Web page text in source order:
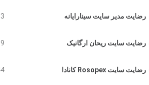
رضایت مدیر سایت سینارایانه
رضایت سایت ریحان ارگانیک
رضایت سایت Rosopex کانادا